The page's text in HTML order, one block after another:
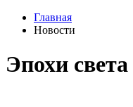
Главная
Новости
Эпохи